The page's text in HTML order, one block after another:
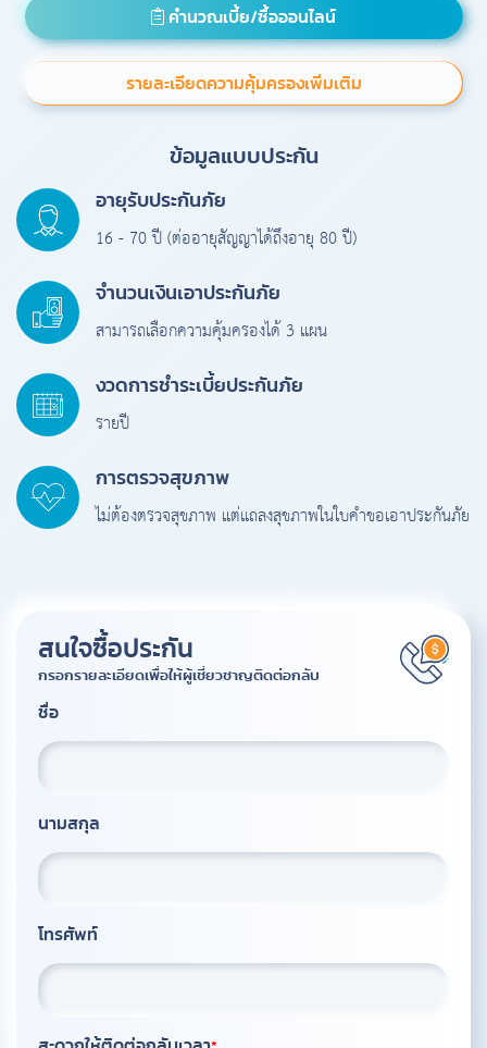
คำนวณเบี้ย/ซื้อออนไลน์
รายละเอียดความคุ้มครองเพิ่มเติม
ข้อมูลแบบประกัน
อายุรับประกันภัย
16 - 70 ปี (ต่ออายุสัญญาได้ถึงอายุ 80 ปี)
จำนวนเงินเอาประกันภัย
สามารถเลือกความคุ้มครองได้ 3 แผน
งวดการชำระเบี้ยประกันภัย
รายปี
การตรวจสุขภาพ
ไม่ต้องตรวจสุขภาพ แต่แถลงสุขภาพในใบคำขอเอาประกันภัย
สนใจซื้อประกัน
กรอกรายละเอียดเพื่อให้ผู้เชี่ยวชาญติดต่อกลับ
ชื่อ
นามสกุล
โทรศัพท์